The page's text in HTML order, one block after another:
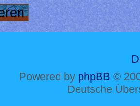
Powered by phpBB ©
Deutsche